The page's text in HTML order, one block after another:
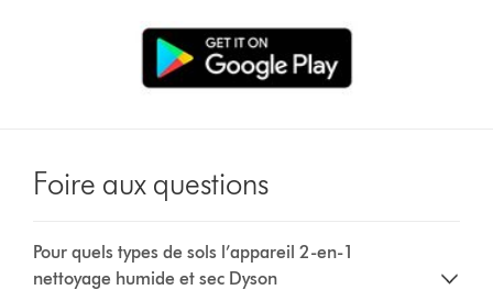
Foire aux questions
Pour quels types de sols l’appareil 2-en-1
nettoyage humide et sec Dyson